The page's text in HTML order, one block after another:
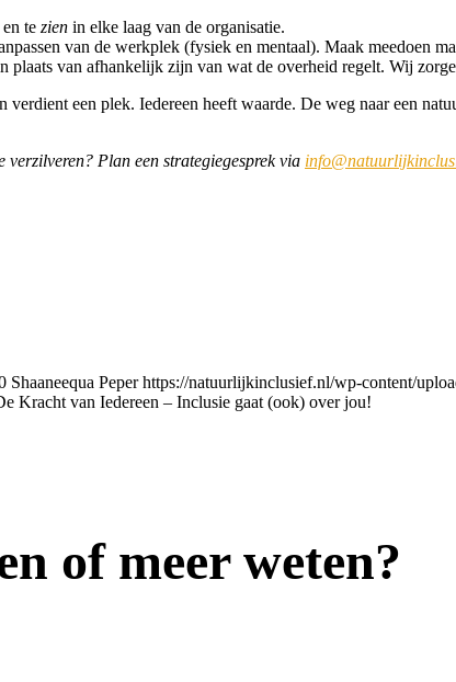
en te zien in elke laag van de organisatie.
van de werkplek (fysiek en mentaal). Maak meedoen
plaats van afhankelijk zijn van wat de overheid regelt. Wij
verdient een plek. Iedereen heeft waarde. De weg naar een
Plan een strategiegesprek via
Shaaneequa Peper https://natuurlijkinclusief.nl/wp-content/
Kracht van Iedereen – Inclusie gaat (ook) over jou!
of meer weten?